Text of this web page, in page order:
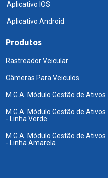
Aplicativo IOS
Aplicativo Android
Produtos
Rastreador Veicular
Câmeras Para Veiculos
M.G.A. Módulo Gestão de Ativos
M.G.A. Módulo Gestão de Ativos
- Linha Verde
M.G.A. Módulo Gestão de Ativos
- Linha Amarela